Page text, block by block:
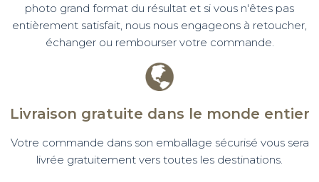
photo grand format du résultat et si vous n'êtes pas
entièrement satisfait, nous nous engageons à retoucher,
échanger ou rembourser votre commande.
Livraison gratuite dans le monde entier
Votre commande dans son emballage sécurisé vous sera
livrée gratuitement vers toutes les destinations.